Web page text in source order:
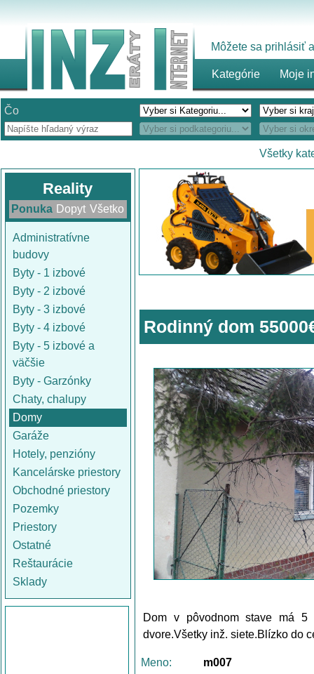
Môžete sa prihlásiť
Kategórie Moje
Čo
Všetky
Reality
Ponuka Dopyt Všetko
Administratívne
budovy
Byty - 1 izbové
Byty - 2 izbové
Byty - 3 izbové
Byty - 4 izbové
Byty - 5 izbové a
väčšie
Byty - Garzónky
Chaty, chalupy
Domy
Garáže
Hotely, penzióny
Kancelárske priestory
Obchodné priestory
Pozemky
Priestory
Ostatné
Reštaurácie
Sklady
Rodinný dom
Dom v pôvodnom stave má 5
dvore.Všetky inž. siete.Blízko do
Meno:
m007